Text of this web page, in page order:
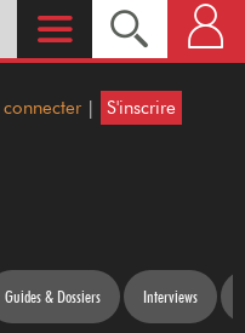
connecter | S'inscrire
Guides & Dossiers Interviews